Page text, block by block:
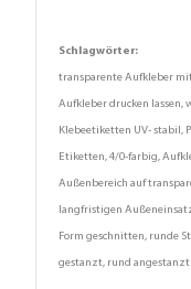
Schlagwörter:
transparente Aufkleber
Aufkleber drucken
Klebeetiketten UV- stabil,
Etiketten, 4/0-farbig,
Außenbereich auf
langfristigen
Form geschnitten, runde
gestanzt, rund angestanzt